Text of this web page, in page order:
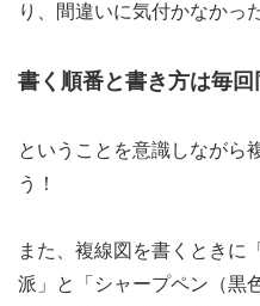
り、間違いに気付かなかっ
書く順番と書き方は毎回
ということを意識しながら
う！
また、複線図を書くときに
派」と「シャープペン（黒